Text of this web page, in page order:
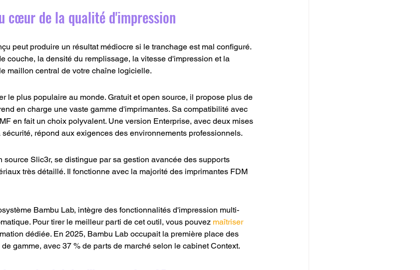
cœur de la qualité d'impression
peut produire un résultat médiocre si le tranchage est mal configuré.
couche, la densité du remplissage, la vitesse d'impression et la
maillon central de votre chaîne logicielle.
le plus populaire au monde. Gratuit et open source, il propose plus de
en charge une vaste gamme d'imprimantes. Sa compatibilité avec
en fait un choix polyvalent. Une version Enterprise, avec deux mises
répond aux exigences des environnements professionnels.
source Slic3r, se distingue par sa gestion avancée des supports
très détaillé. Il fonctionne avec la majorité des imprimantes FDM
Bambu Lab, intègre des fonctionnalités d'impression multi-
Pour tirer le meilleur parti de cet outil, vous pouvez maîtriser
dédiée. En 2025, Bambu Lab occupait la première place des
gamme, avec 37 % de parts de marché selon le cabinet Context.